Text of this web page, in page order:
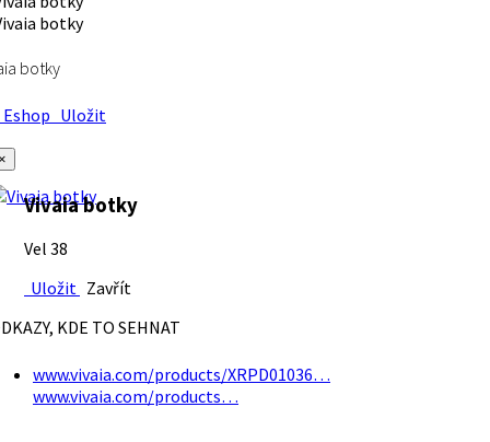
botky
Uložit
Vivaia botky
Vel 38
Uložit Zavřít
KDE TO SEHNAT
www.vivaia.com/products/XRPD01036…
www.vivaia.com/products…